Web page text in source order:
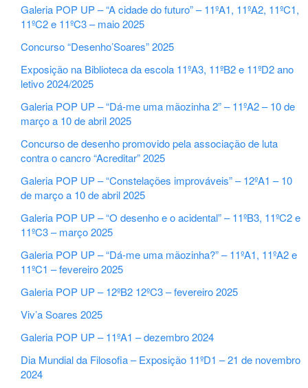
Galeria POP UP – “A cidade do futuro” – 11ºA1, 11ºA2, 11ºC1,
11ºC2 e 11ºC3 – maio 2025
Concurso “Desenho’Soares” 2025
Exposição na Biblioteca da escola 11ºA3, 11ºB2 e 11ºD2 ano
letivo 2024/2025
Galeria POP UP – “Dá-me uma mãozinha 2” – 11ºA2 – 10 de
março a 10 de abril 2025
Concurso de desenho promovido pela associação de luta
contra o cancro “Acreditar” 2025
Galeria POP UP – “Constelações improváveis” – 12ºA1 – 10
de março a 10 de abril 2025
Galeria POP UP – “O desenho e o acidental” – 11ºB3, 11ºC2 e
11ºC3 – março 2025
Galeria POP UP – “Dá-me uma mãozinha?” – 11ºA1, 11ºA2 e
11ºC1 – fevereiro 2025
Galeria POP UP – 12ºB2 12ºC3 – fevereiro 2025
Viv’a Soares 2025
Galeria POP UP – 11ºA1 – dezembro 2024
Dia Mundial da Filosofia – Exposição 11ºD1 – 21 de novembro
2024